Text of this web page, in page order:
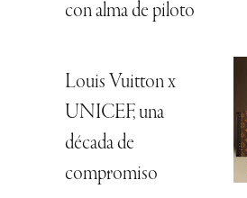
con alma de piloto
Louis Vuitton x
UNICEF, una
década de
compromiso